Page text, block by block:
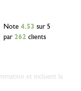
Note 4.53 sur 5
par 262 clients
et incluent la